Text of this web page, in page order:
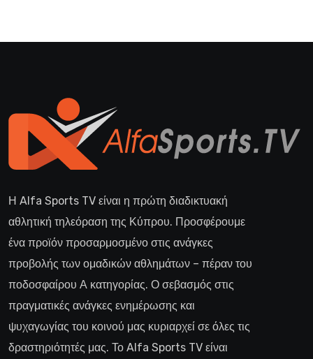
Η Alfa Sports TV είναι η πρώτη διαδικτυακή
αθλητική τηλεόραση της Κύπρου. Προσφέρουμε
ένα προϊόν προσαρμοσμένο στις ανάγκες
προβολής των ομαδικών αθλημάτων – πέραν του
ποδοσφαίρου Α κατηγορίας. Ο σεβασμός στις
πραγματικές ανάγκες ενημέρωσης και
ψυχαγωγίας του κοινού μας κυριαρχεί σε όλες τις
δραστηριότητές μας. Το Alfa Sports TV είναι